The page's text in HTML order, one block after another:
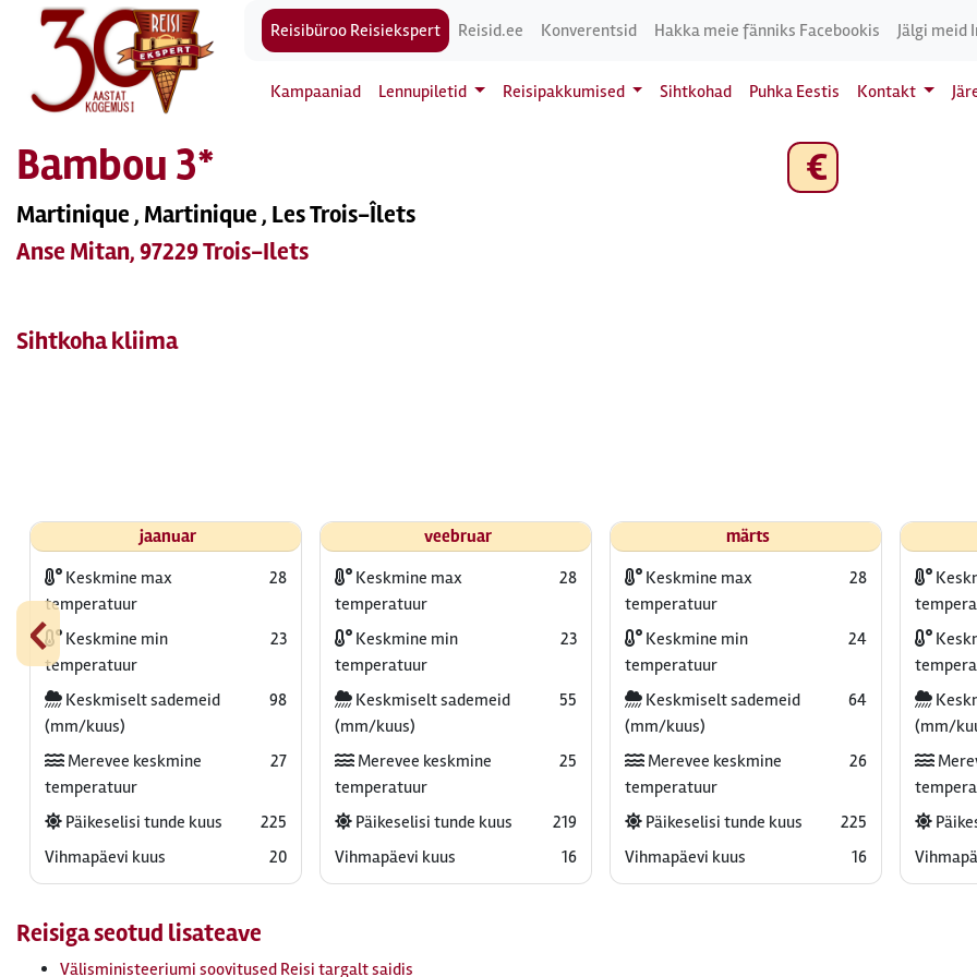
Reisibüroo Reisiekspert Reisid.ee Konverentsid Hakka meie fänniks Facebookis Jälgi meid
Kampaaniad Lennupiletid Reisipakkumised Sihtkohad Puhka Eestis Kontakt
Bambou 3*
Martinique , Martinique , Les Trois-Îlets
Anse Mitan, 97229 Trois-Ilets
€
Sihtkoha kliima
‹
jaanuar
Keskmine max
temperatuur
28
Keskmine min
temperatuur
23
Keskmiselt sademeid
(mm/kuus)
98
Merevee keskmine
temperatuur
27
Päikeselisi tunde kuus
225
Vihmapäevi kuus
20
veebruar
Keskmine max
temperatuur
28
Keskmine min
temperatuur
23
Keskmiselt sademeid
(mm/kuus)
55
Merevee keskmine
temperatuur
25
Päikeselisi tunde kuus
219
Vihmapäevi kuus
16
märts
Keskmine max
temperatuur
28
Keskmine min
temperatuur
24
Keskmiselt sademeid
(mm/kuus)
64
Merevee keskmine
temperatuur
26
Päikeselisi tunde kuus
225
Vihmapäevi kuus
16
(mm/
Reisiga seotud lisateave
Välisministeeriumi soovitused Reisi targalt saidis